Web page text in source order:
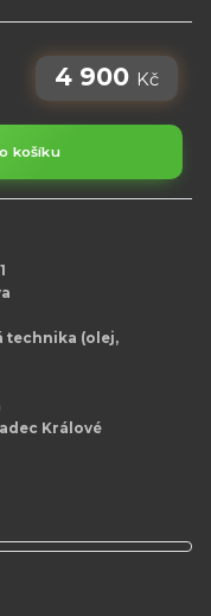
4 900 Kč
košíku
technika (olej,
Králové